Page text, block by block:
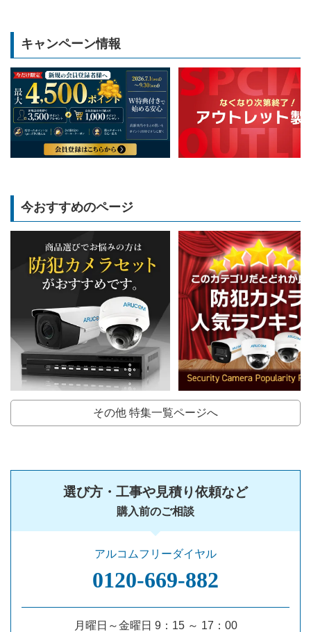
キャンペーン情報
今おすすめのページ
その他 特集一覧ページへ
選び方・工事や見積り依頼など
購入前のご相談
アルコムフリーダイヤル
0120‐669‐882
月曜日～金曜日 9：15 ～ 17：00